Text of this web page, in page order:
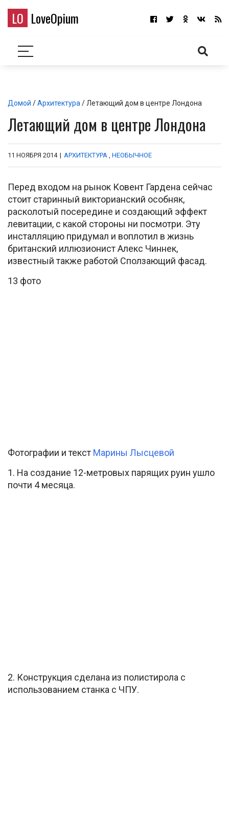
LO LoveOpium
Домой /Архитектура / Летающий дом в центре Лондона
Летающий дом в центре Лондона
11 НОЯБРЯ 2014 | АРХИТЕКТУРА , НЕОБЫЧНОЕ
Перед входом на рынок Ковент Гардена сейчас
стоит старинный викторианский особняк,
расколотый посередине и создающий эффект
левитации, с какой стороны ни посмотри. Эту
инсталляцию придумал и воплотил в жизнь
британский иллюзионист Алекс Чиннек,
известный также работой Сползающий фасад.
13 фото
Фотографии и текст Марины Лысцевой
1. На создание 12-метровых парящих руин ушло
почти 4 месяца.
2. Конструкция сделана из полистирола с
использованием станка с ЧПУ.